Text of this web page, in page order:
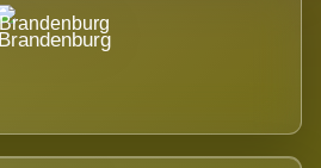
Brandenburg